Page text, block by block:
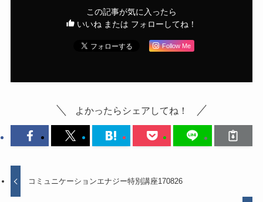
この記事が気に入ったら
いいね または フォローしてね！
Follow Me
よかったらシェアしてね！
コミュニケーションエナジー特別講座170826